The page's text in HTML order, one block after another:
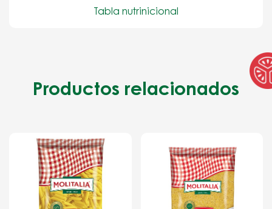
Tabla nutrinicional
Productos relacionados